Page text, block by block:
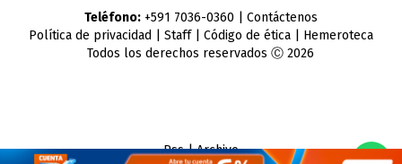
Teléfono:+591 7036-0360 | Contáctenos
Política de privacidad
Staff| Código de ética| Hemeroteca
Todos los derechos reservados Ⓒ 2026
Rss|Archivo